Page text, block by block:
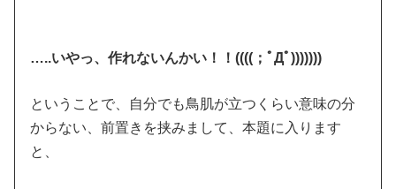
…..いやっ、作れないんかい！！((((；ﾟДﾟ)))))))
ということで、自分でも鳥肌が立つくらい意味の分
からない、前置きを挟みまして、本題に入ります
と、